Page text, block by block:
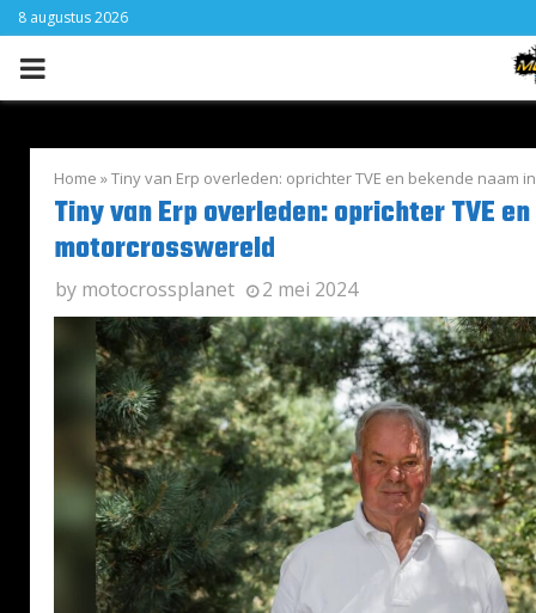
8 augustus 2026
PRIMARY
Home »Tiny van Erp overleden: oprichter TVE en bekende naam
Tiny van Erp overleden: oprichter TVE
motorcrosswereld
by motocrossplanet 2 mei 2024